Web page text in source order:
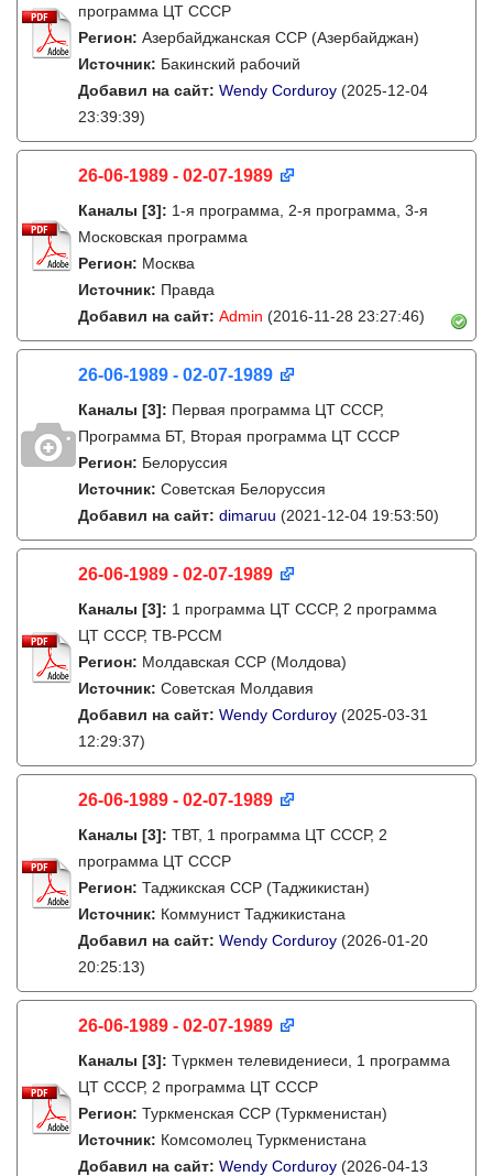
программа ЦТ СССР
Регион: Азербайджанская ССР (Азербайджан)
Источник: Бакинский рабочий
Добавил на сайт: Wendy Corduroy (2025-12-04
23:39:39)
26-06-1989 - 02-07-1989
Каналы [3]: 1-я программа, 2-я программа, 3-я
Московская программа
Регион: Москва
Источник: Правда
Добавил на сайт: Admin (2016-11-28 23:27:46)
26-06-1989 - 02-07-1989
Каналы [3]: Первая программа ЦТ СССР,
Программа БТ, Вторая программа ЦТ СССР
Регион: Белоруссия
Источник: Советская Белоруссия
Добавил на сайт: dimaruu (2021-12-04 19:53:50)
26-06-1989 - 02-07-1989
Каналы [3]: 1 программа ЦТ СССР, 2 программа
ЦТ СССР, ТВ-РССМ
Регион: Молдавская ССР (Молдова)
Источник: Советская Молдавия
Добавил на сайт: Wendy Corduroy (2025-03-31
12:29:37)
26-06-1989 - 02-07-1989
Каналы [3]: ТВТ, 1 программа ЦТ СССР, 2
программа ЦТ СССР
Регион: Таджикская ССР (Таджикистан)
Источник: Коммунист Таджикистана
Добавил на сайт: Wendy Corduroy (2026-01-20
20:25:13)
26-06-1989 - 02-07-1989
Каналы [3]: Түркмен телевидениеси, 1 программа
ЦТ СССР, 2 программа ЦТ СССР
Регион: Туркменская ССР (Туркменистан)
Источник: Комсомолец Туркменистана
Добавил на сайт: Wendy Corduroy (2026-04-13